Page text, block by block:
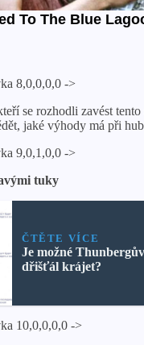
8,0,0,0,0 ->
se rozhodli zavést tento
jaké výhody má při
9,0,1,0,0 ->
tuky
ČTĚTE VÍCE
Je možné Thunbergův
dřišťál krájet?
10,0,0,0,0 ->